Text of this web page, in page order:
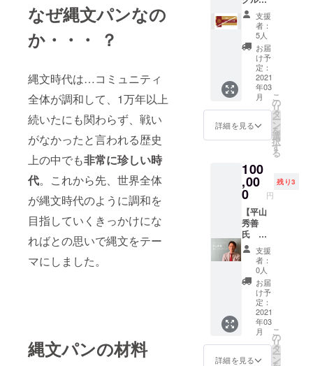
なぜ縄文パンなの
か・・・ ？
縄文時代は…コミュニティ
全体が調和して、1万年以上
続いたにも関わらず、戦い
がなかったと言われる歴史
上の中でも非常に珍しい時
代。これから先、世界全体
が縄文時代のように調和を
目指していくきっかけにな
ればとの思いで縄文をテー
マにしました。
縄文パンの材料
わせて
まって
作り上
げた渾
身の一
品だも
んで、
頼むで
堪能し
て
ちょー
～ 豆乳
ジェ
(6個入
り)
だい２
１」と
いう、
宇都宮
大学が
育種し
た栃木
県の銘
柄米で
す。
SOD＝
スー
活性消
去値）
が2倍あ
る「自
然栽
培」 究
極のア
ンチエ
イジン
グ米が
出来ま
した！
除草
剤、殺
虫剤、
消毒剤
農薬、
をお届
けしま
す！ 希
少な天
然南ま
ぐろの
しゃぶ
しゃ
ぶ。 こ
だわり
抜いた
味をオ
ン。 鮮
度の良
ぐろの
中トロ
をサッ
とくぐ
らせ 半
生状態
で召し
上がっ
てくだ
さい。
細く
切った
白ネギ
との相
るマ
マ」が
直接つ
ながる
新たな
流通シ
ステム
「ママ
ゾン」
より こ
だわり
た 2種
然栽培
米セッ
トをお
届けし
ます！
王妃の
白い王
子様
(3kg)+
王妃の
タヒチ
の休日
(3kg)×2
セット=
合計
12kg ※
精米方
法はお
プお食
事券
（2500
0円分）
“心と体
に美味
しい”を
コンセ
プト
に、素
材（オ
リジナ
にこだ
わる。
地域に
寄り
添っ
た“焼き
たて食
パン”の
専門店
の『ぱ
んみ
み』さ
んとコ
ラボし
てでき
た 縄文
パン 豆
家グ
支援
者：
5人
お届
け予
定：
2021
年03
月
詳細を見る
こ
の
リ
タ
ー
ン
を
選
択
す
る
100
,00
0 円
残り3
【平山
秀善
氏 ス
ペシャ
ルコン
サル
ティン
グ】 マ
マ♡エ
ンジェ
ルス
TEAM2
600万の
チェア
支援
者：
0人
お届
け予
定：
2021
年03
月
詳細を見る
こ
の
リ
タ
ー
ン